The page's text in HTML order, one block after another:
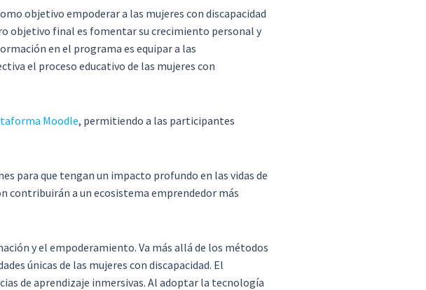
objetivo empoderar a las mujeres con discapacidad
objetivo final es fomentar su crecimiento personal y
en el programa es equipar a las
el proceso educativo de las mujeres con
Moodle, permitiendo a las participantes
para que tengan un impacto profundo en las vidas de
contribuirán a un ecosistema emprendedor más
y el empoderamiento. Va más allá de los métodos
únicas de las mujeres con discapacidad. El
de aprendizaje inmersivas. Al adoptar la tecnología